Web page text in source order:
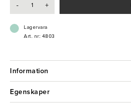
- FSC-certifierad
- +
Lagervara
Art. nr: 4803
Information
Egenskaper